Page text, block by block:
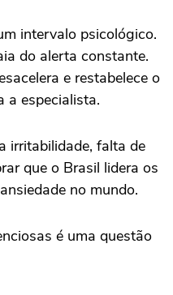
intervalo psicológico.
do alerta constante.
e restabelece o
a especialista.
irritabilidade, falta de
que o Brasil lidera os
no mundo.
é uma questão